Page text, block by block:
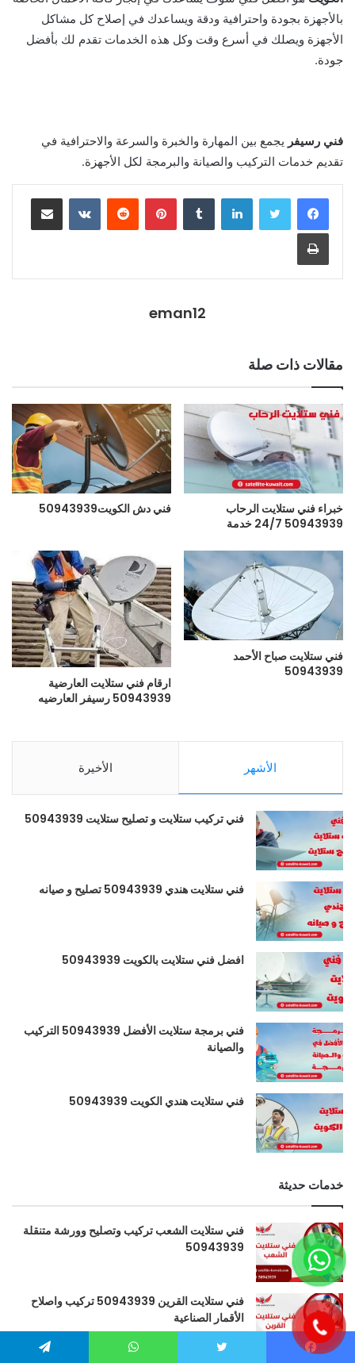
بالأجهزة بجودة واحترافية ودقة ويساعدك في إصلاح كل مشاكل
الأجهزة ويصلك في أسرع وقت وكل هذه الخدمات تقدم لك بأفضل
جودة.
فني رسيفر يجمع بين المهارة والخبرة والسرعة والاحترافية في
تقديم خدمات التركيب والصيانة والبرمجة لكل الأجهزة.
eman12
مقالات ذات صلة
خبراء فني ستلايت الرحاب
50943939 24/7 خدمة
فني دش الكويت50943939
فني ستلايت صباح الأحمد
50943939
ارقام فني ستلايت العارضية
50943939 رسيفر العارضيه
الأشهر الأخيرة
فني تركيب ستلايت و تصليح ستلايت 50943939
فني ستلايت هندي 50943939 تصليح و صيانه
افضل فني ستلايت بالكويت 50943939
فني برمجة ستلايت الأفضل 50943939 التركيب
والصيانة
فني ستلايت هندي الكويت 50943939
خدمات حديثة
فني ستلايت الشعب تركيب وتصليح وورشة متنقلة
50943939
فني ستلايت القرين 50943939 تركيب واصلاح
الأقمار الصناعية